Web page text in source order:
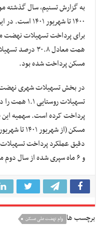
به گزارش تسنیم، سال گذشته
۱۴۰۰ تا
همت معادل
مسکن پرداخت شده بود.
پرداخت کرده است. سهمیه این
دقیق عملکرد پرداخت
و ۶ ماه سپری شده از سال دوم مشخص نیست.
برچسب ها وام نهضت ملی مسکن